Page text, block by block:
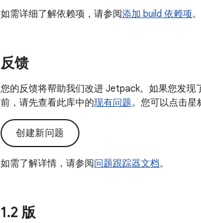
如需详细了解依赖项，请参阅添加 build 依赖项。
反馈
您的反馈将帮助我们改进 Jetpack。如果您发
前，请先查看此库中的现有问题。您可以点击星
创建新问题
如需了解详情，请参阅问题跟踪器文档。
1.2 版